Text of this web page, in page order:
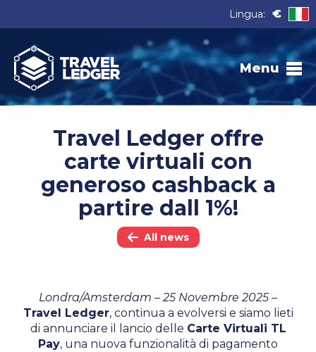
Lingua: €
Menu
Travel Ledger offre
carte virtuali con
generoso cashback a
partire dall 1%!
All news
Londra/Amsterdam – 25 Novembre 2025–
Travel Ledger, continua a evolversi e siamo lieti
di annunciare il lancio delle Carte Virtuali TL
Pay, una nuova funzionalità di pagamento